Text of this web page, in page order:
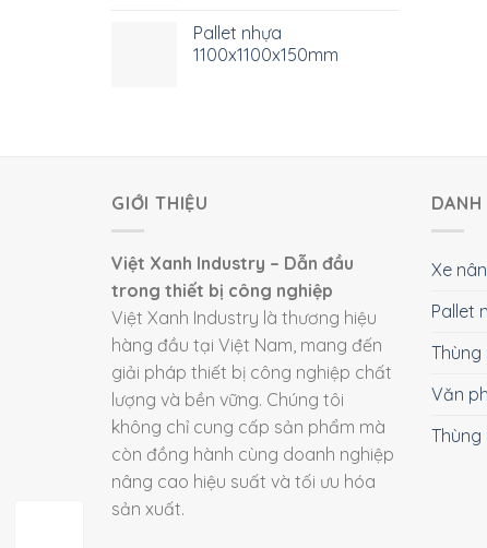
Pallet nhựa
1100x1100x150mm
GIỚI THIỆU
Việt Xanh Industry – Dẫn đầu
trong thiết bị công nghiệp
Việt Xanh Industry là thương hiệu
hàng đầu tại Việt Nam, mang đến
giải pháp thiết bị công nghiệp chất
lượng và bền vững. Chúng tôi
không chỉ cung cấp sản phẩm mà
còn đồng hành cùng doanh nghiệp
nâng cao hiệu suất và tối ưu hóa
sản xuất.
DANH
Xe
Pallet
Thùng
Văn